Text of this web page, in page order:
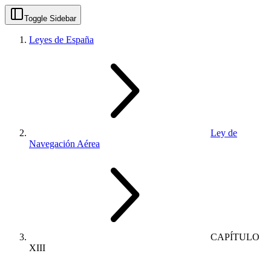
Toggle Sidebar
Leyes de España
Ley de
Navegación Aérea
CAPÍTULO
XIII